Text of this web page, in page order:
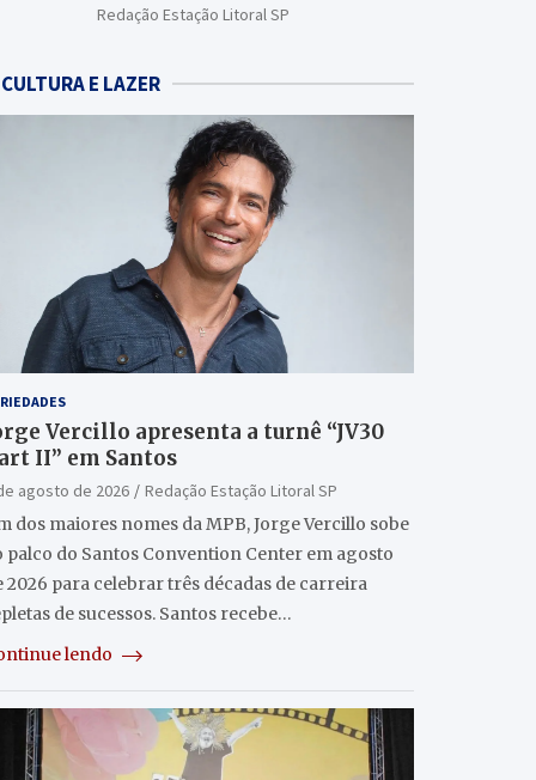
Redação Estação Litoral SP
CULTURA E LAZER
Vercillo apresenta a turnê “JV30
II” em Santos
agosto de 2026
Redação Estação Litoral SP
dos maiores nomes da MPB, Jorge Vercillo sobe
palco do Santos Convention Center em agosto
2026 para celebrar três décadas de carreira
de sucessos. Santos recebe…
lendo